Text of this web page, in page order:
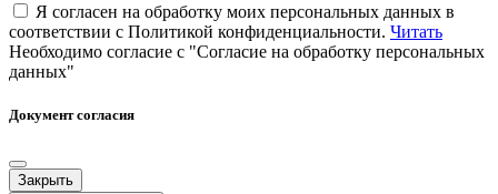
Я согласен на обработку моих персональных данных в
соответствии с Политикой конфиденциальности. Читать
Необходимо согласие с "Согласие на обработку персональных
данных"
Документ согласия
Закрыть